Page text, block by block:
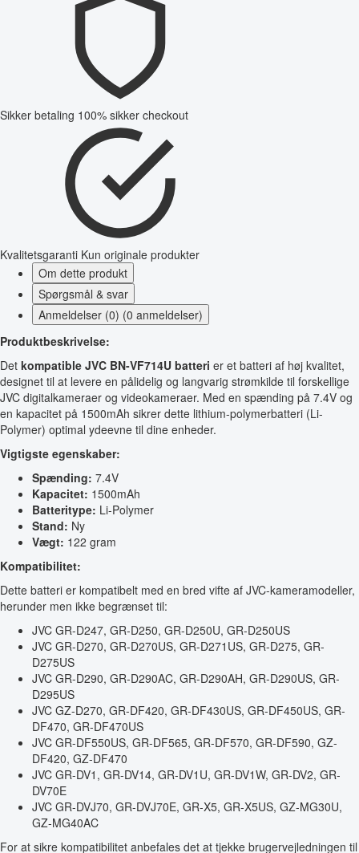
Sikker betaling 100% sikker checkout
Kvalitetsgaranti Kun originale produkter
Om dette produkt
Spørgsmål & svar
Anmeldelser (0) (0 anmeldelser)
Produktbeskrivelse:
Det kompatible JVC BN-VF714U batteri er et batteri af høj kvalitet,
designet til at levere en pålidelig og langvarig strømkilde til forskellige
JVC digitalkameraer og videokameraer. Med en spænding på 7.4V og
en kapacitet på 1500mAh sikrer dette lithium-polymerbatteri (Li-
Polymer) optimal ydeevne til dine enheder.
Vigtigste egenskaber:
Spænding: 7.4V
Kapacitet: 1500mAh
Batteritype: Li-Polymer
Stand: Ny
Vægt: 122 gram
Kompatibilitet:
Dette batteri er kompatibelt med en bred vifte af JVC-kameramodeller,
herunder men ikke begrænset til:
JVC GR-D247, GR-D250, GR-D250U, GR-D250US
JVC GR-D270, GR-D270US, GR-D271US, GR-D275, GR-
D275US
JVC GR-D290, GR-D290AC, GR-D290AH, GR-D290US, GR-
D295US
JVC GZ-D270, GR-DF420, GR-DF430US, GR-DF450US, GR-
DF470, GR-DF470US
JVC GR-DF550US, GR-DF565, GR-DF570, GR-DF590, GZ-
DF420, GZ-DF470
JVC GR-DV1, GR-DV14, GR-DV1U, GR-DV1W, GR-DV2, GR-
DV70E
JVC GR-DVJ70, GR-DVJ70E, GR-X5, GR-X5US, GZ-MG30U,
GZ-MG40AC
For at sikre kompatibilitet anbefales det at tjekke brugervejledningen til